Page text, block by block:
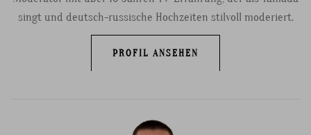
singt und deutsch-russische Hochzeiten stilvoll moderiert.
PROFIL ANSEHEN